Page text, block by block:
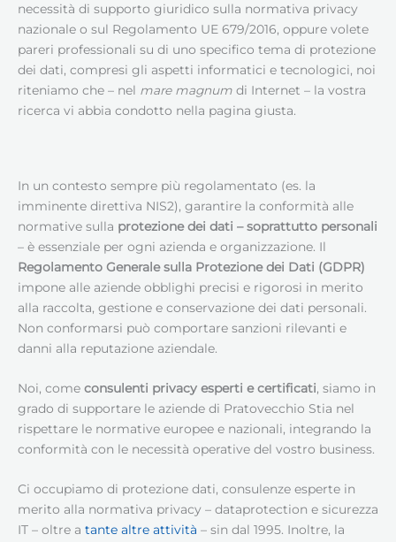
necessità di supporto giuridico sulla normativa privacy
nazionale o sul Regolamento UE 679/2016, oppure volete
pareri professionali su di uno specifico tema di protezione
dei dati, compresi gli aspetti informatici e tecnologici, noi
riteniamo che – nel mare magnum di Internet – la vostra
ricerca vi abbia condotto nella pagina giusta.
In un contesto sempre più regolamentato (es. la
imminente direttiva NIS2), garantire la conformità alle
normative sulla protezione dei dati – soprattutto personali
– è essenziale per ogni azienda e organizzazione. Il
Regolamento Generale sulla Protezione dei Dati (GDPR)
impone alle aziende obblighi precisi e rigorosi in merito
alla raccolta, gestione e conservazione dei dati personali.
Non conformarsi può comportare sanzioni rilevanti e
danni alla reputazione aziendale.
Noi, come consulenti privacy esperti e certificati, siamo in
grado di supportare le aziende di Pratovecchio Stia nel
rispettare le normative europee e nazionali, integrando la
conformità con le necessità operative del vostro business.
Ci occupiamo di protezione dati, consulenze esperte in
merito alla normativa privacy – dataprotection e sicurezza
IT – oltre a tante altre attività – sin dal 1995. Inoltre, la